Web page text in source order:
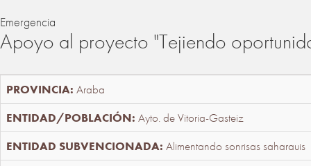
Emergencia
Apoyo al proyecto "Tejiendo
Araba
Ayto. de Vitoria-Gasteiz
Alimentando sonrisas saharauis